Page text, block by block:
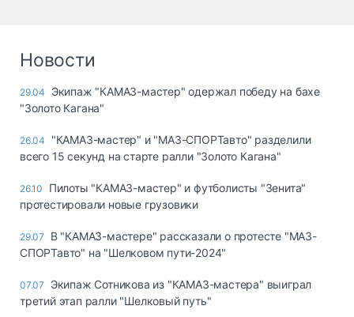
опасные грузы
страхование
Склады и
грузовые
Коммерческий
транспорт
Спецтехника
Новости
29.04
Экипаж "КАМАЗ-мастер" одержал победу на бахе
"Золото Кагана"
26.04
"КАМАЗ-мастер" и "МАЗ-СПОРТавто" разделили
всего 15 секунд на старте ралли "Золото Кагана"
26.10
Пилоты "КАМАЗ-мастер" и футболисты "Зенита"
протестировали новые грузовики
29.07
В "КАМАЗ-мастере" рассказали о протесте "МАЗ-
СПОРТавто" на "Шелковом пути-2024"
07.07
Экипаж Сотникова из "КАМАЗ-мастера" выиграл
третий этап ралли "Шелковый путь"